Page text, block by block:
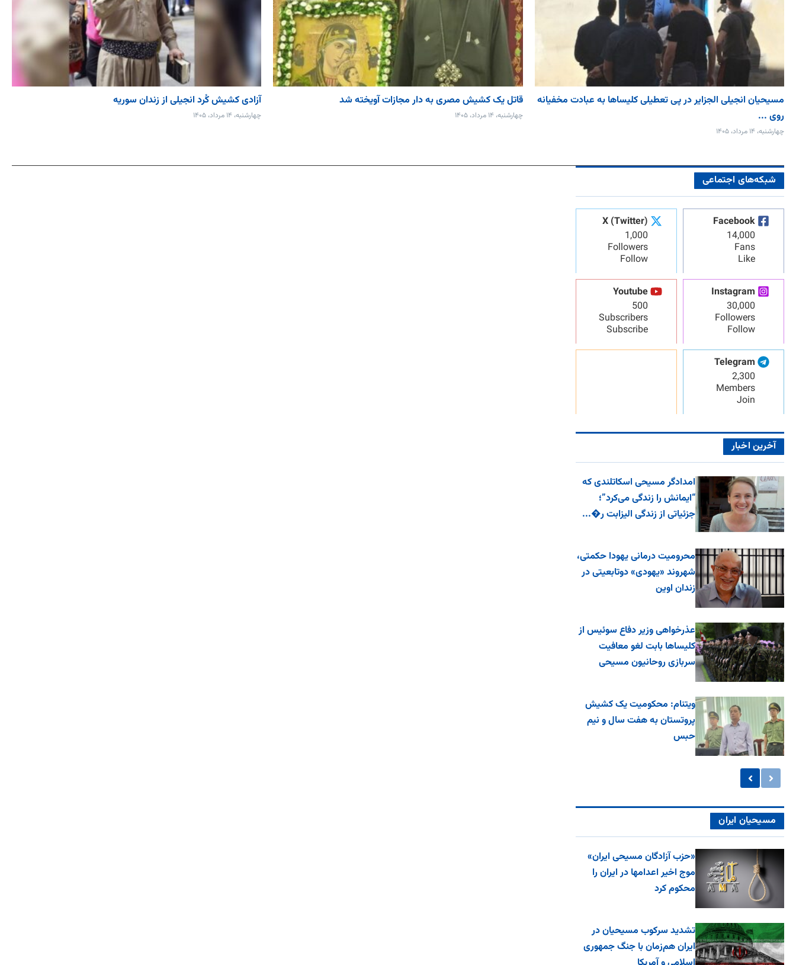
مسیحیان انجیلی الجزایر در پی تعطیلی کلیساها به عبادت مخفیانه
روی ...
چهارشنبه، ۱۴ مرداد، ۱۴۰۵
قاتل یک کشیش مصری به دار مجازات آویخته شد
چهارشنبه، ۱۴ مرداد، ۱۴۰۵
آزادی کشیش کُرد انجیلی از زندان سوریه
چهارشنبه، ۱۴ مرداد، ۱۴۰۵
شبکه‌های اجتماعی
Facebook
14,000
Fans
Like
X (Twitter)
1,000
Followers
Follow
Instagram
30,000
Followers
Follow
Youtube
500
Subscribers
Subscribe
Telegram
2,300
Members
Join
آخرین اخبار
امدادگر مسیحی اسکاتلندی که
“ایمانش را زندگی می‌کرد”؛
جزئیاتی از زندگی الیزابت ر�...
محرومیت درمانی یهودا حکمتی،
شهروند «یهودی» دوتابعیتی در
زندان اوین
عذرخواهی وزیر دفاع سوئیس از
کلیساها بابت لغو معافیت
سربازی روحانیون مسیحی
ویتنام: محکومیت یک کشیش
پروتستان به هفت سال و نیم
حبس
مسیحیان ایران
«حزب آزادگان مسیحی ایران»
موج اخیر اعدامها در ایران را
محکوم کرد
تشدید سرکوب مسیحیان در
ایران هم‌زمان با جنگ جمهوری